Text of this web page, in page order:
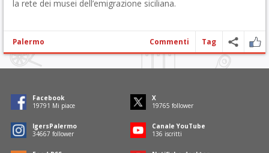
la rete dei musei dell’emigrazione siciliana.
Palermo Commenti Tag
Facebook
19793 Mi piace
X
19767 follower
IgersPalermo
34670 follower
Canale YouTube
136 iscritti